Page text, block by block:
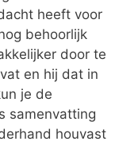
heeft voor
behoorlijk
door te
en hij dat in
je de
samenvatting
houvast